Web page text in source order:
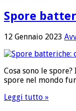
Spore
12 Gennaio 2023
Cosa sono le
spore nel mondo
Leggi tutto »